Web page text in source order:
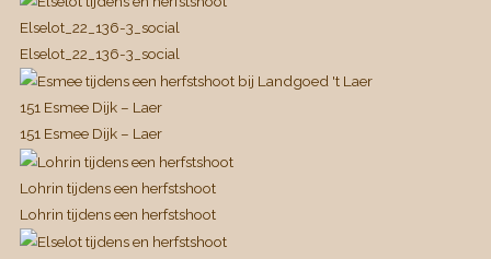
Elselot_22_136-3_social
Elselot_22_136-3_social
151 Esmee Dijk – Laer
151 Esmee Dijk – Laer
Lohrin tijdens een herfstshoot
Lohrin tijdens een herfstshoot